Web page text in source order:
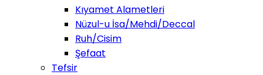
Kıyamet Alametleri
Nüzul-u İsa/Mehdi/Deccal
Ruh/Cisim
Şefaat
Tefsir